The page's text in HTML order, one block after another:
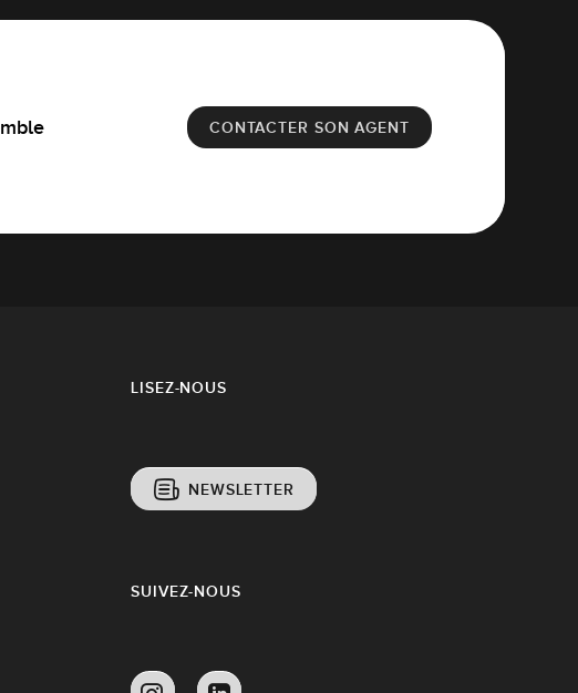
CONTACTER SON AGENT
LISEZ-NOUS
NEWSLETTER
SUIVEZ-NOUS